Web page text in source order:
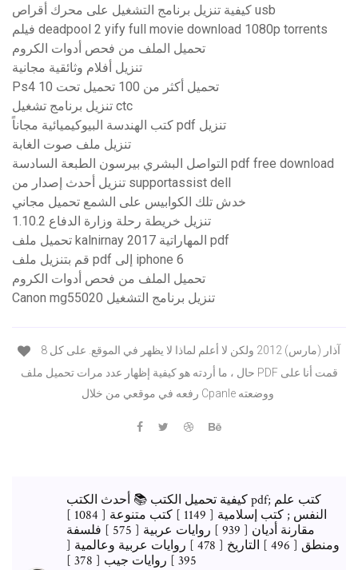
كيفية تنزيل برنامج التشغيل على محرك أقراص usb
فيلم deadpool 2 yify full movie download 1080p torrents
تحميل الملف من فحص أدوات الكروم
تنزيل أفلام وثائقية مجانية
Ps4 تحميل أكثر من 100 تحميل تحت 10
تنزيل برنامج تشغيل ctc
كتب الهندسة البيوكيميائية مجاناً pdf تنزيل
تنزيل ملف صوت الغابة
التواصل البشري بيرسون الطبعة السادسة pdf free download
تنزيل أحدث إصدار من supportassist dell
خدش تلك الكوابيس على الشمع تحميل مجاني
تنزيل خريطة رحلة وزارة الدفاع 1.10.2
تحميل ملف kalnirnay 2017 المهاراتية pdf
قم بتنزيل ملف pdf إلى iphone 6
تحميل الملف من فحص أدوات الكروم
Canon mg55020 تنزيل برنامج التشغيل
8 آذار (مارس) 2012 ولكن لا أعلم لماذا لا يظهر في الموقع. على كل
حال ، ما أردته هو كيفية إظهار عدد مرات تحميل ملف PDF قمت أنا على
كيفية تحميل الكتب 📚 أحدث الكتب pdf; كتب علم
النفس ; كتب إسلامية [ 1149 ] كتب متنوعة [ 1084 ]
مقارنة أديان [ 939 ] روايات عربية [ 575 ] فلسفة
ومنطق [ 496 ] التاريخ [ 478 ] روايات عربية وعالمية [
395 ] روايات جيب [ 378 ]